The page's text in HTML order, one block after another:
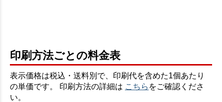
印刷方法ごとの料金表
表示価格は税込・送料別で、印刷代を含めた1個あたり
の単価です。 印刷方法の詳細は こちら をご確認くださ
い。